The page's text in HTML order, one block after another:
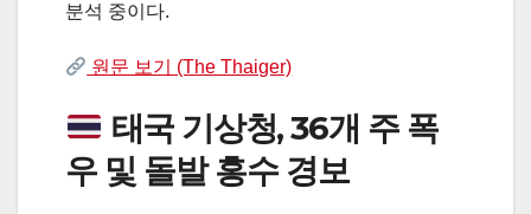
분석 중이다.
원문 보기 (The Thaiger)
태국 기상청, 36개 주 폭
우 및 돌발 홍수 경보